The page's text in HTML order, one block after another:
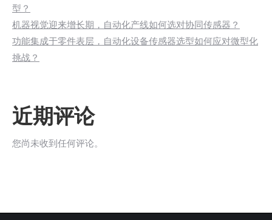
型？
机器视觉迎来增长期，自动化产线如何选对协同传感器？
功能集成于零件表层，自动化设备传感器选型如何应对微型化
挑战？
近期评论
您尚未收到任何评论。